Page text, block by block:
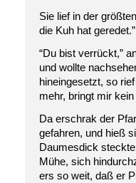
Sie lief in der
die Kuh hat geredet.”
“Du bist verrückt,”
und wollte
hineingesetzt, so
mehr, bringt mir
Da erschrak der
gefahren, und hieß
Daumesdick
Mühe, sich
ers so weit, daß er